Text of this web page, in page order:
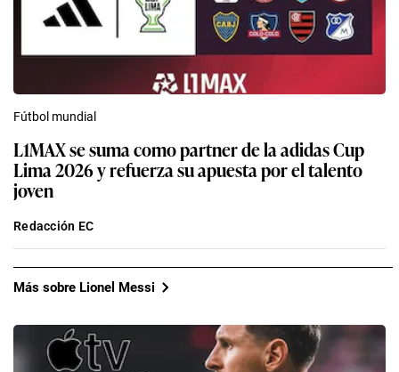
Fútbol mundial
L1MAX se suma como partner de la adidas Cup
Lima 2026 y refuerza su apuesta por el talento
joven
Redacción EC
Más sobre Lionel Messi